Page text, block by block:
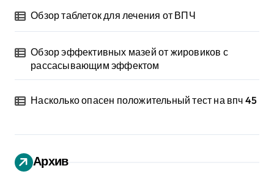
Обзор таблеток для лечения от ВПЧ
Обзор эффективных мазей от жировиков с
рассасывающим эффектом
Насколько опасен положительный тест на впч 45
Архив